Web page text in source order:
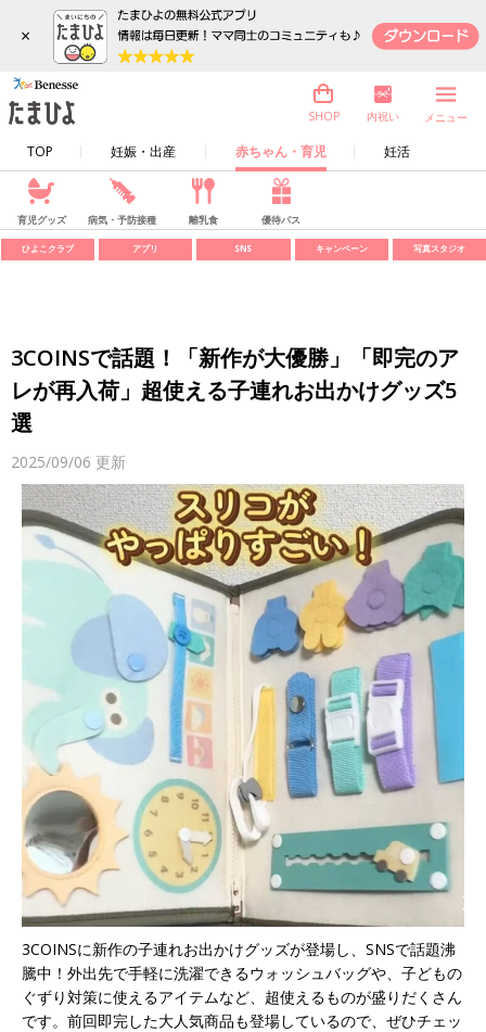
×
TOP 妊娠・出産 赤ちゃん・育児 妊活
SHOP 内祝い メニュー
育児グッズ 病気・予防接種 離乳食 優待パス
ひよこクラブ アプリ SNS キャンペーン 写真スタジオ
3COINSで話題！「新作が大優勝」「即完のア
レが再入荷」超使える子連れお出かけグッズ5
選
2025/09/06 更新
3COINSに新作の子連れお出かけグッズが登場し、SNSで話題沸
騰中！外出先で手軽に洗濯できるウォッシュバッグや、子どもの
ぐずり対策に使えるアイテムなど、超使えるものが盛りだくさん
です。前回即完した大人気商品も登場しているので、ぜひチェッ